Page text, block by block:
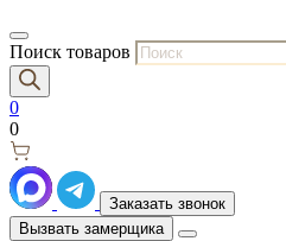
Поиск товаров
0
0
Заказать звонок
Вызвать замерщика